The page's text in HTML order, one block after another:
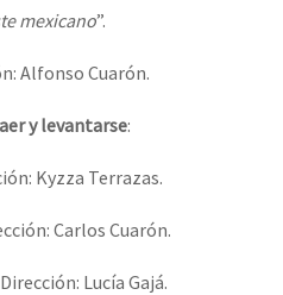
(Las poblaciones y
mexicano”.
Alfonso Cuarón.
y levantarse:
Kyzza Terrazas.
Carlos Cuarón.
Lucía Gajá.